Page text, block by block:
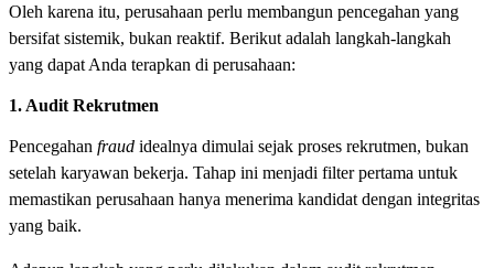
Oleh karena itu, perusahaan perlu membangun pencegahan yang
bersifat sistemik, bukan reaktif. Berikut adalah langkah-langkah
yang dapat Anda terapkan di perusahaan:
1. Audit Rekrutmen
Pencegahan fraud idealnya dimulai sejak proses rekrutmen, bukan
setelah karyawan bekerja. Tahap ini menjadi filter pertama untuk
memastikan perusahaan hanya menerima kandidat dengan integritas
yang baik.